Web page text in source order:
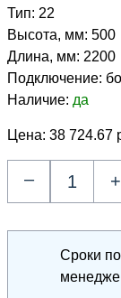
Тип: 22
Высота, мм: 500
Длина, мм: 2200
Подключение:
Наличие: да
Цена: 38 724.67
– +
Сроки